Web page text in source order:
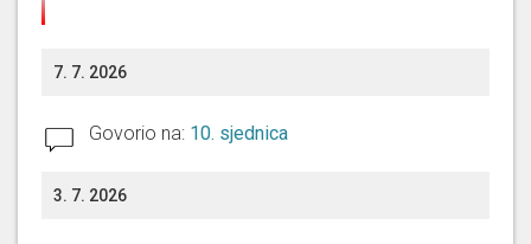
7. 7. 2026
Govorio na: 10. sjednica
3. 7. 2026